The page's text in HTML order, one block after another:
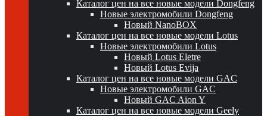
Каталог цен на все новые модели Dongfeng
Новые электромобили Dongfeng
Новый NanoBOX
Каталог цен на все новые модели Lotus
Новые электромобили Lotus
Новый Lotus Eletre
Новый Lotus Evija
Каталог цен на все новые модели GAC
Новые электромобили GAC
Новый GAC Aion Y
Каталог цен на все новые модели Geely